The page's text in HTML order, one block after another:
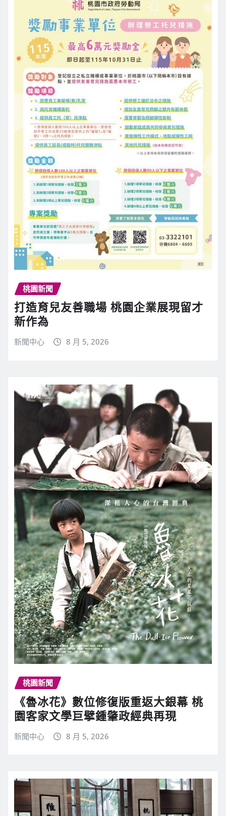
桃園新聞
打造育兒友善職場 桃園企業展現留才
新作為
新聞中心 8 月 5, 2026
桃園新聞
《魯冰花》數位修復版重返大銀幕 桃
園客家文學巨擘鍾肇政經典再現
新聞中心 8 月 5, 2026